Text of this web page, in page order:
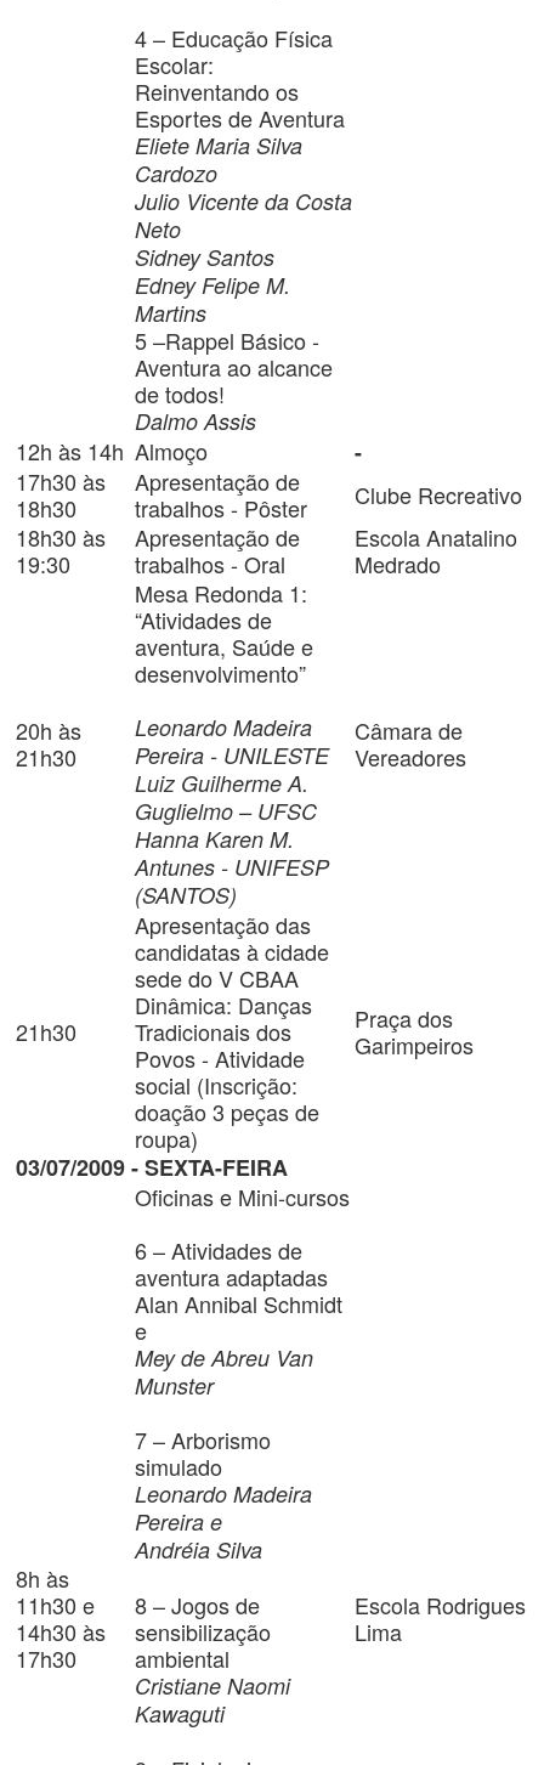
4 – Educação Física
Escolar:
Reinventando os
Esportes de Aventura
Eliete Maria Silva
Cardozo
Julio Vicente da Costa
Neto
Sidney Santos
Edney Felipe M.
Martins
5 –Rappel Básico -
Aventura ao alcance
de todos!
Dalmo Assis
12h às 14h Almoço
-
17h30 às
18h30
Apresentação de
trabalhos - Pôster
Clube Recreativo
18h30 às
19:30
Apresentação de
trabalhos - Oral
Escola Anatalino
Medrado
20h às
21h30
Mesa Redonda 1:
“Atividades de
aventura, Saúde e
desenvolvimento”
Leonardo Madeira
Pereira - UNILESTE
Luiz Guilherme A.
Guglielmo – UFSC
Hanna Karen M.
Antunes - UNIFESP
(SANTOS)
Câmara de
Vereadores
21h30
Apresentação das
candidatas à cidade
sede do V CBAA
Dinâmica: Danças
Tradicionais dos
Povos - Atividade
social (Inscrição:
doação 3 peças de
roupa)
Praça dos
Garimpeiros
03/07/2009 - SEXTA-FEIRA
8h às
11h30 e
14h30 às
17h30
Oficinas e Mini-cursos
6 – Atividades de
aventura adaptadas
Alan Annibal Schmidt
e
Mey de Abreu Van
Munster
7 – Arborismo
simulado
Leonardo Madeira
Pereira e
Andréia Silva
8 – Jogos de
sensibilização
ambiental
Cristiane Naomi
Kawaguti
Escola Rodrigues
Lima